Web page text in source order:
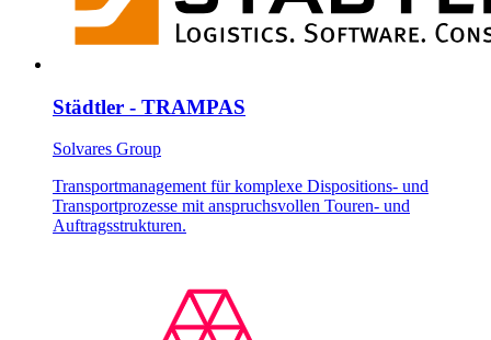
Städtler - TRAMPAS
Solvares Group
Transportmanagement für komplexe Dispositions- und
Transportprozesse mit anspruchsvollen Touren- und
Auftragsstrukturen.